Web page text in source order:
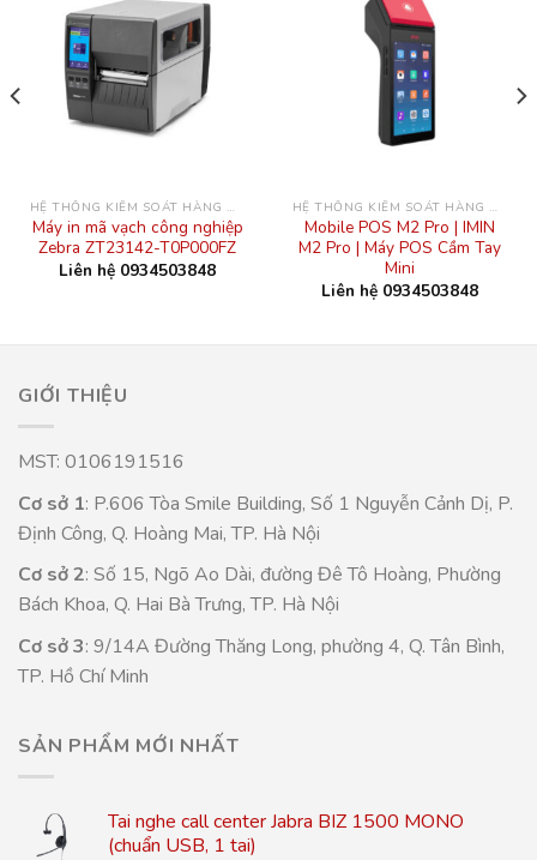
HỆ THỐNG KIỂM SOÁT HÀNG HÓA
Máy in mã vạch công nghiệp
Zebra ZT23142-T0P000FZ
Liên hệ 0934503848
HỆ THỐNG KIỂM SOÁT HÀNG HÓA
Mobile POS M2 Pro | IMIN
M2 Pro | Máy POS Cầm Tay
Mini
Liên hệ 0934503848
GIỚI THIỆU
MST: 0106191516
Cơ sở 1: P.606 Tòa Smile Building, Số 1 Nguyễn Cảnh Dị, P.
Định Công, Q. Hoàng Mai, TP. Hà Nội
Cơ sở 2: Số 15, Ngõ Ao Dài, đường Đê Tô Hoàng, Phường
Bách Khoa, Q. Hai Bà Trưng, TP. Hà Nội
Cơ sở 3: 9/14A Đường Thăng Long, phường 4, Q. Tân Bình,
TP. Hồ Chí Minh
SẢN PHẨM MỚI NHẤT
Tai nghe call center Jabra BIZ 1500 MONO
(chuẩn USB, 1 tai)